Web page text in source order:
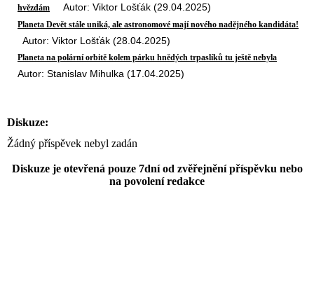
hvězdám Autor: Viktor Lošťák (29.04.2025)
Planeta Devět stále uniká, ale astronomové mají nového nadějného kandidáta!
Autor: Viktor Lošťák (28.04.2025)
Planeta na polární orbitě kolem párku hnědých trpaslíků tu ještě nebyla
Autor: Stanislav Mihulka (17.04.2025)
Diskuze:
Žádný příspěvek nebyl zadán
Diskuze je otevřená pouze 7dní od zvěřejnění příspěvku nebo
na povolení redakce